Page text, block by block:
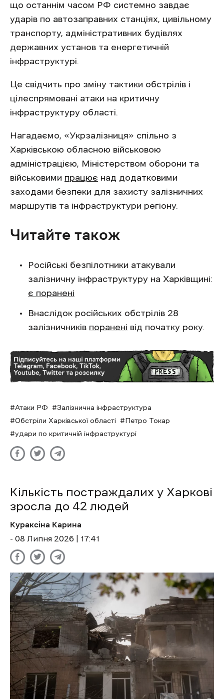
що останнім часом РФ системно завдає
ударів по автозаправних станціях, цивільному
транспорту, адміністративних будівлях
державних установ та енергетичній
інфраструктурі.
Це свідчить про зміну тактики обстрілів і
цілеспрямовані атаки на критичну
інфраструктуру області.
Нагадаємо, «Укрзалізниця» спільно з
Харківською обласною військовою
адміністрацією, Міністерством оборони та
військовими працює над додатковими
заходами безпеки для захисту залізничних
маршрутів та інфраструктури регіону.
Читайте також
Російські безпілотники атакували
залізничну інфраструктуру на Харківщині:
є поранені
Внаслідок російських обстрілів 28
залізничників поранені від початку року.
Атаки РФ
Залізнична інфраструктура
Обстріли Харківської області
Петро Токар
удари по критичній інфраструктурі
Кількість постраждалих у Харкові
зросла до 42 людей
Кураксіна Карина
- 08 Липня 2026 | 17:41